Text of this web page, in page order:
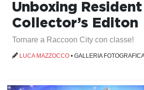
Unboxing
Collector’s Editon
Tornare a Raccoon City con classe!
LUCA MAZZOCCO • GALLERIA FOTOGRAFICA